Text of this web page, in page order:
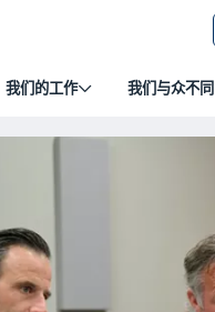
我们的工作 我们与众不同